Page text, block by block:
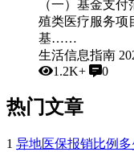
（一）基金支
殖类医疗服务项
基……
生活信息指南
1.2K+
0
热门文章
1 异地医保报销比例多